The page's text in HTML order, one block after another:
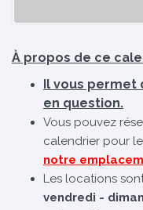
À propos de ce
Il vous permet
en question.
Vous pouvez
calendrier pour
notre
Les locations
vendredi -